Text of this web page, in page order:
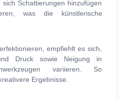
Schattierungen hinzufügen
was die künstlerische
empfiehlt es sich,
Druck sowie Neigung in
variieren. So
Ergebnisse.